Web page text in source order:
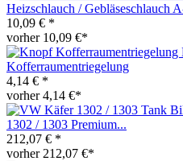
Heizschlauch / Gebläseschlauch
10,09 € *
vorher 10,09 €*
Kofferraumentriegelung
4,14 € *
vorher 4,14 €*
1302 / 1303 Premium...
212,07 € *
vorher 212,07 €*